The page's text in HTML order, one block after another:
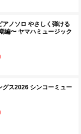
ノソロ やさしく弾ける
編〜 ヤマハミュージック
グス2026 シンコーミュー